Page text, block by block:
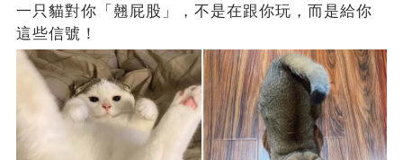
一只貓對你「翹屁股」，不是在跟你玩，而是給你
這些信號！